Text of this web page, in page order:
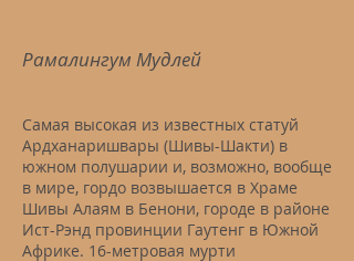
Рамалингум Мудлей
Самая высокая из известных статуй
Ардханаришвары (Шивы-Шакти) в
южном полушарии и, возможно, вообще
в мире, гордо возвышается в Храме
Шивы Алаям в Бенони, городе в районе
Ист-Рэнд провинции Гаутенг в Южной
Африке. 16-метровая мурти